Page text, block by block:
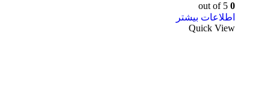
0
اطلاعات بیشتر
Quick View